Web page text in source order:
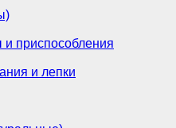
приспособления
и лепки